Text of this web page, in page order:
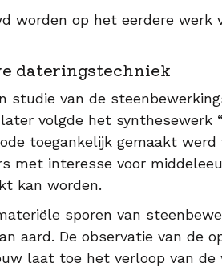
worden op het eerdere werk
dateringstechniek
studie van de
volgde het synthesewerk
toegankelijk gemaakt
met interesse voor
kan worden.
sporen van
aard. De observatie van de
laat toe het verloop van